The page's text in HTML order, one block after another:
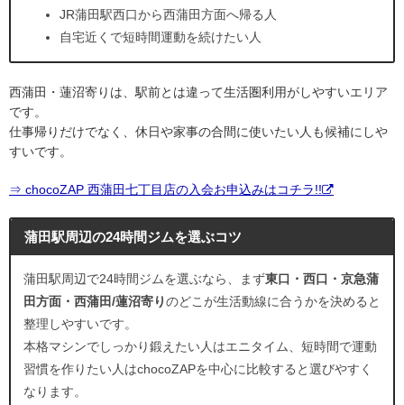
JR蒲田駅西口から西蒲田方面へ帰る人
自宅近くで短時間運動を続けたい人
西蒲田・蓮沼寄りは、駅前とは違って生活圏利用がしやすいエリア
です。
仕事帰りだけでなく、休日や家事の合間に使いたい人も候補にしや
すいです。
⇒ chocoZAP 西蒲田七丁目店の入会お申込みはコチラ!!
蒲田駅周辺の24時間ジムを選ぶコツ
蒲田駅周辺で24時間ジムを選ぶなら、まず東口・西口・京急蒲
田方面・西蒲田/蓮沼寄りのどこが生活動線に合うかを決めると
整理しやすいです。
本格マシンでしっかり鍛えたい人はエニタイム、短時間で運動
習慣を作りたい人はchocoZAPを中心に比較すると選びやすく
なります。